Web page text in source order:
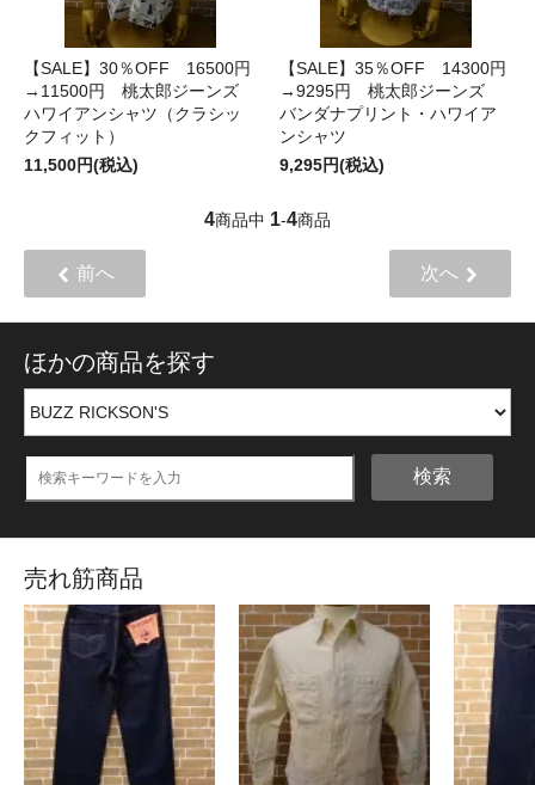
【SALE】30％OFF 16500円
→11500円 桃太郎ジーンズ
ハワイアンシャツ（クラシッ
クフィット）
11,500円(税込)
【SALE】35％OFF 14300円
→9295円 桃太郎ジーンズ
バンダナプリント・ハワイア
ンシャツ
9,295円(税込)
4商品中 1-4商品
前へ 次へ
ほかの商品を探す
検索
売れ筋商品